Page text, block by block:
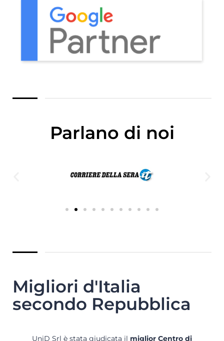
Parlano di noi
Migliori d'Italia
secondo Repubblica
UniD Srl è stata giudicata il miglior Centro di